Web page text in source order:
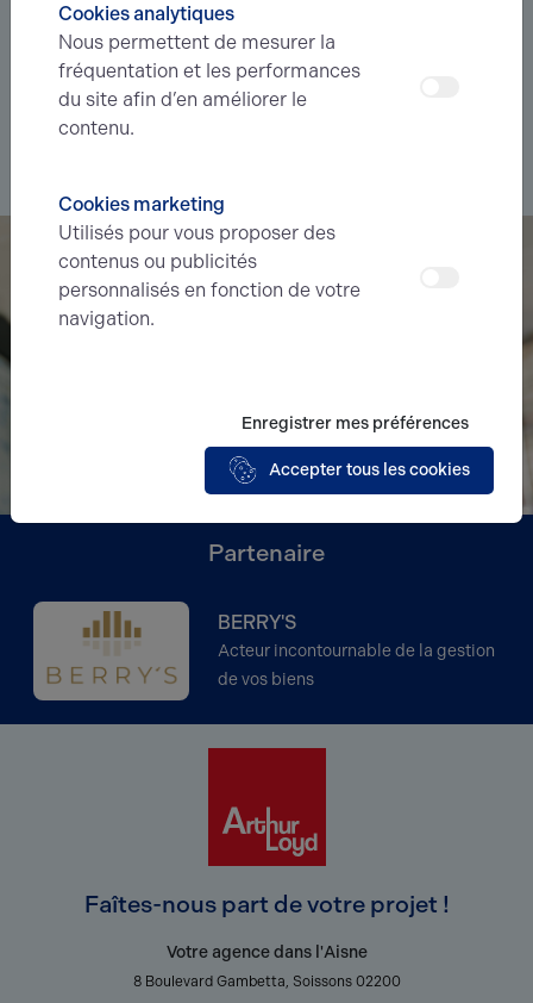
Déléguez votre projet à nos experts et soyez prévenus des
nouvelles offres enavant-premièrecorrespondant à votre
recherche.
Partenaire
BERRY'S
Acteur incontournable de la gestion
de vos biens
Faîtes-nous part de votre projet !
Votre agence dans l'Aisne
8 Boulevard Gambetta, Soissons 02200
Cookies analytiques
Nous permettent de mesurer la
fréquentation et les performances
du site afin d’en améliorer le
contenu.
Cookies marketing
Utilisés pour vous proposer des
contenus ou publicités
personnalisés en fonction de votre
navigation.
Enregistrer mes préférences
Accepter tous les cookies